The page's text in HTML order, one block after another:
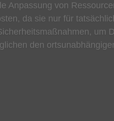
Anpassung von
da sie nur für
um
den